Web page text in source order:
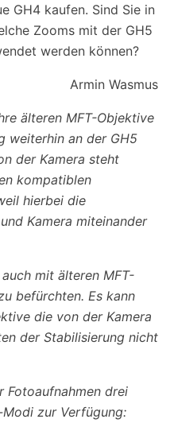
GH4 kaufen. Sind Sie in
Zooms mit der GH5
werden können?
Armin Wasmus
älteren MFT-Objektive
weiterhin an der GH5
der Kamera steht
kompatiblen
hierbei die
Kamera miteinander
mit älteren MFT-
befürchten. Es kann
die von der Kamera
der Stabilisierung nicht
Fotoaufnahmen drei
zur Verfügung: